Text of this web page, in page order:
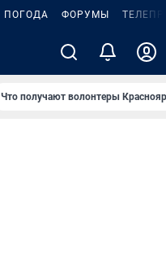
ПОГОДА ФОРУМЫ
Что получают волонтеры